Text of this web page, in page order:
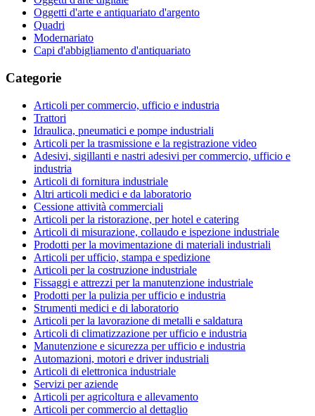
Oggetti d'arte e antiquariato d'argento
Quadri
Modernariato
Capi d'abbigliamento d'antiquariato
Categorie
Articoli per commercio, ufficio e industria
Trattori
Idraulica, pneumatici e pompe industriali
Articoli per la trasmissione e la registrazione video
Adesivi, sigillanti e nastri adesivi per commercio, ufficio e
industria
Articoli di fornitura industriale
Altri articoli medici e da laboratorio
Cessione attività commerciali
Articoli per la ristorazione, per hotel e catering
Articoli di misurazione, collaudo e ispezione industriale
Prodotti per la movimentazione di materiali industriali
Articoli per ufficio, stampa e spedizione
Articoli per la costruzione industriale
Fissaggi e attrezzi per la manutenzione industriale
Prodotti per la pulizia per ufficio e industria
Strumenti medici e di laboratorio
Articoli per la lavorazione di metalli e saldatura
Articoli di climatizzazione per ufficio e industria
Manutenzione e sicurezza per ufficio e industria
Automazioni, motori e driver industriali
Articoli di elettronica industriale
Servizi per aziende
Articoli per agricoltura e allevamento
Articoli per commercio al dettaglio